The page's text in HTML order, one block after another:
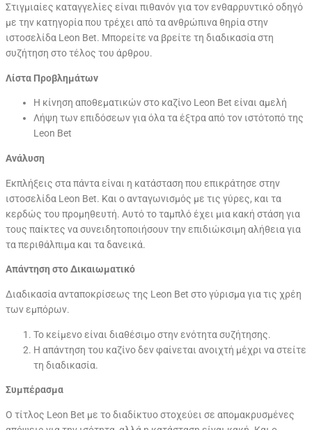
Στιγμιαίες καταγγελίες είναι πιθανόν για τον ενθαρρυντικό οδηγό
με την κατηγορία που τρέχει από τα ανθρώπινα θηρία στην
ιστοσελίδα Leon Bet. Μπορείτε να βρείτε τη διαδικασία στη
συζήτηση στο τέλος του άρθρου.
Λίστα Προβλημάτων
Η κίνηση αποθεματικών στο καζίνο Leon Bet είναι αμελή
Λήψη των επιδόσεων για όλα τα έξτρα από τον ιστότοπό της
Leon Bet
Ανάλυση
Εκπλήξεις στα πάντα είναι η κατάσταση που επικράτησε στην
ιστοσελίδα Leon Bet. Και ο ανταγωνισμός με τις γύρες, και τα
κερδώς του προμηθευτή. Αυτό το ταμπλό έχει μια κακή στάση για
τους παίκτες να συνειδητοποιήσουν την επιδιώκσιμη αλήθεια για
τα περιθάλπιμα και τα δανεικά.
Απάντηση στο Δικαιωματικό
Διαδικασία ανταποκρίσεως της Leon Bet στο γύρισμα για τις χρέη
των εμπόρων.
Το κείμενο είναι διαθέσιμο στην ενότητα συζήτησης.
Η απάντηση του καζίνο δεν φαίνεται ανοιχτή μέχρι να στείτε
τη διαδικασία.
Συμπέρασμα
Ο τίτλος Leon Bet με το διαδίκτυο στοχεύει σε απομακρυσμένες